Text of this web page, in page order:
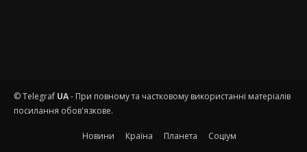
© Telegraf UA- При повному та частковому використанні матеріалів
посилання обов'язкове.
Новини Країна Планета Соціум